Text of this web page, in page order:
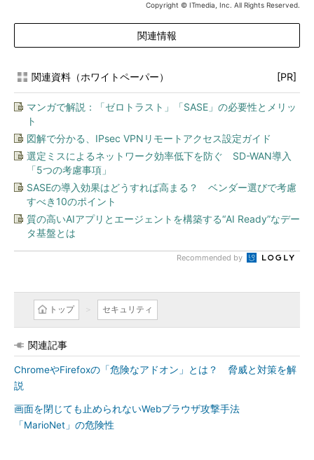
Copyright © ITmedia, Inc. All Rights Reserved.
関連情報
関連資料（ホワイトペーパー） [PR]
マンガで解説：「ゼロトラスト」「SASE」の必要性とメリッ
ト
図解で分かる、IPsec VPNリモートアクセス設定ガイド
選定ミスによるネットワーク効率低下を防ぐ SD-WAN導入
「5つの考慮事項」
SASEの導入効果はどうすれば高まる？ ベンダー選びで考慮
すべき10のポイント
質の高いAIアプリとエージェントを構築する“AI Ready”なデー
タ基盤とは
Recommended by
トップ セキュリティ
関連記事
ChromeやFirefoxの「危険なアドオン」とは？ 脅威と対策を解
説
画面を閉じても止められないWebブラウザ攻撃手法
「MarioNet」の危険性